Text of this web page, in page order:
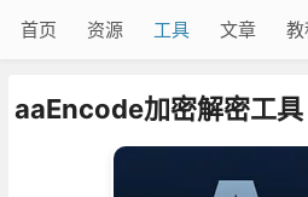
首页 资源 工具 文章 教
aaEncode加密解密工具